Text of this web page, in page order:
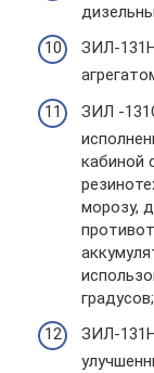
ЗИЛ-
ЗИЛ -
кабиной
морозу,
градусов;
ЗИЛ-